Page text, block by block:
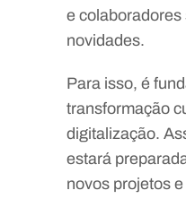
e colaboradores
novidades.
Para isso, é
transformação
digitalização.
estará
novos projetos